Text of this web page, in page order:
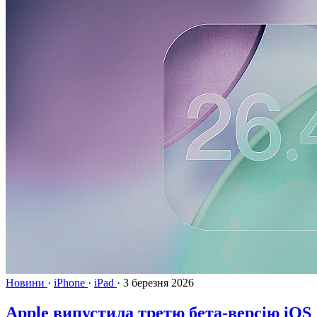
Новини · iPhone · iPad · 3 березня 2026
Apple випустила третю бета-версію iOS